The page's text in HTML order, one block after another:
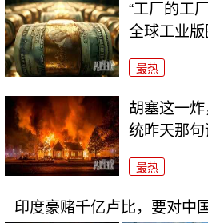
“工厂的工
全球工业版
最热
胡塞这一
统昨天那句
最热
印度豪赌千亿卢比，要对中国